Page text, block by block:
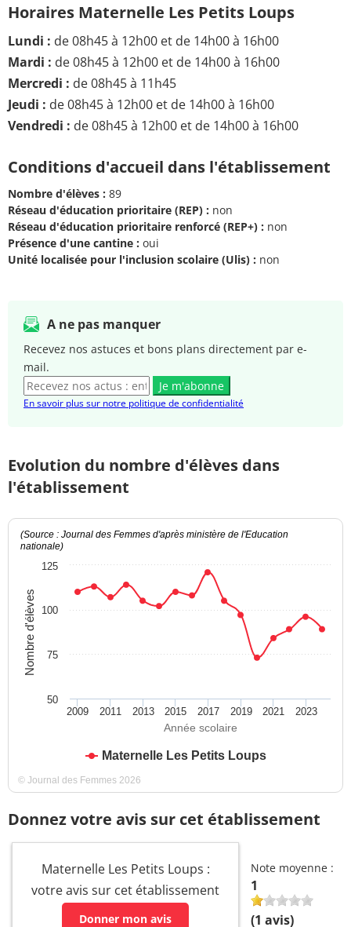
Horaires Maternelle Les Petits Loups
Lundi : de 08h45 à 12h00 et de 14h00 à 16h00
Mardi : de 08h45 à 12h00 et de 14h00 à 16h00
Mercredi : de 08h45 à 11h45
Jeudi : de 08h45 à 12h00 et de 14h00 à 16h00
Vendredi : de 08h45 à 12h00 et de 14h00 à 16h00
Conditions d'accueil dans l'établissement
Nombre d'élèves : 89
Réseau d'éducation prioritaire (REP) : non
Réseau d'éducation prioritaire renforcé (REP+) : non
Présence d'une cantine : oui
Unité localisée pour l'inclusion scolaire (Ulis) : non
A ne pas manquer
Recevez nos astuces et bons plans directement par e-
mail.
Je m'abonne
En savoir plus sur notre politique de confidentialité
Evolution du nombre d'élèves dans
l'établissement
Année scolaire
Nombre d'élèves
(Source : Journal des Femmes d'après ministère de l'Education
nationale)
Maternelle Les Petits Loups
2009 2011 2013 2015 2017 2019 2021 2023
100
50
75
125
© Journal des Femmes 2026
Donnez votre avis sur cet établissement
Maternelle Les Petits Loups :
votre avis sur cet établissement
Donner mon avis
Note moyenne :
1
(1 avis)